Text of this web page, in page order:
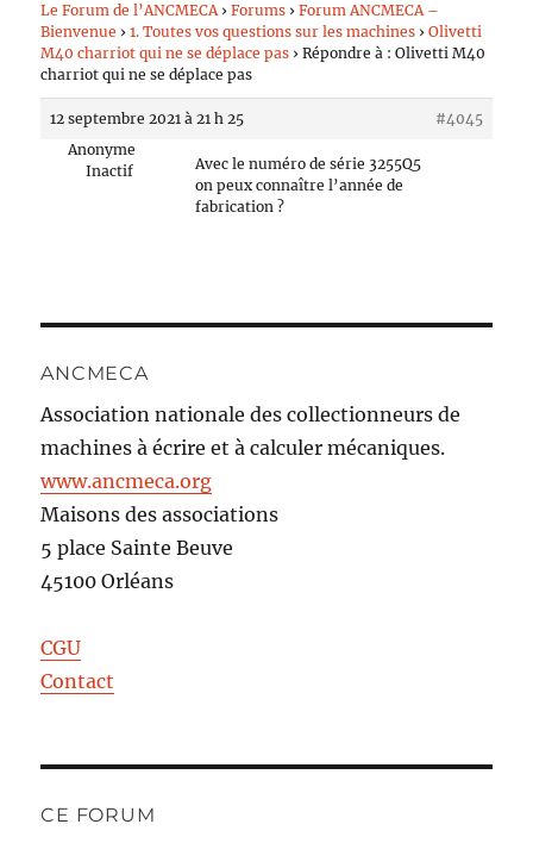
Le Forum de l’ANCMECA › Forums › Forum ANCMECA –
Bienvenue › 1. Toutes vos questions sur les machines › Olivetti
M40 charriot qui ne se déplace pas › Répondre à : Olivetti M40
charriot qui ne se déplace pas
12 septembre 2021 à 21 h 25
#4045
Anonyme
Inactif
Avec le numéro de série 3255Q5
on peux connaître l’année de
fabrication ?
ANCMECA
Association nationale des collectionneurs de
machines à écrire et à calculer mécaniques.
www.ancmeca.org
Maisons des associations
5 place Sainte Beuve
45100 Orléans
CGU
Contact
CE FORUM